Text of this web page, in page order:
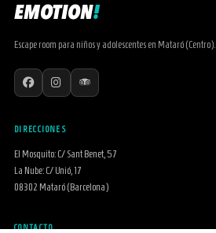
EMOTION!
Escape room para niños y adolescentes en Mataró (Centro).
DIRECCIONES
El Mosquito: C/ Sant Benet, 57
La Nube: C/ Unió, 17
08302 Mataró (Barcelona)
CONTACTO